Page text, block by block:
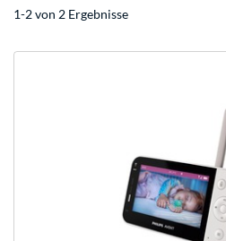
1-2 von 2 Ergebnisse